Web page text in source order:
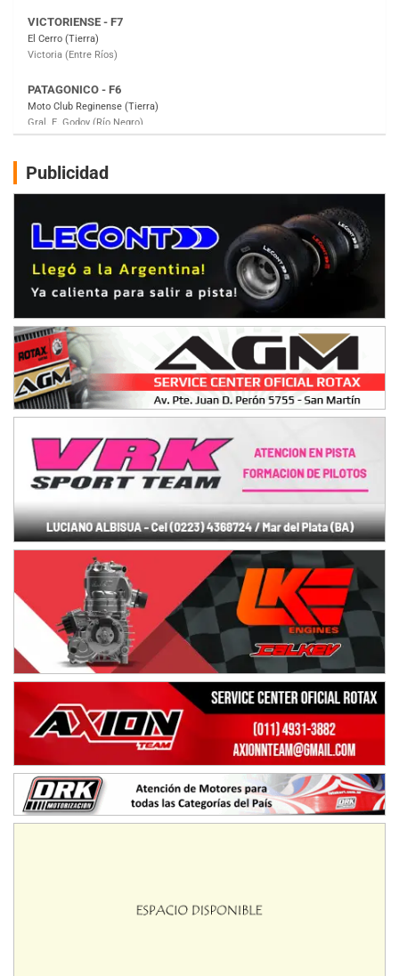
PATAGONICO - F6
Moto Club Reginense (Tierra)
Gral. E. Godoy (Río Negro)
CSK - F7
Juventud Unida (Tierra)
Humboldt (Santa Fe)
NORESTE SANTAFESINO - F6
Ciudad de Avellaneda (Asfalto)
Avellaneda (Santa Fe)
SUR SANTAFESINO - F4
José Samuel Sánchez (Tierra)
Rufino (Santa Fe)
TUCUMANO - F5
El Timbó (Tucumán)
COBERTURA ESPECIAL DE E-KART.COM.AR
08/09-AGO
IAME SERIES ARGENTINA 6
Baradero (Buenos Aires)
KDO - F6
Trenque Lauquen (Buenos Aires)
ENTRERRIANO - F6 (POSTERGADA)
Parque de la Velocidad (Asfalto)
Villaguay (Entre Ríos)
VICTORIENSE - F7
El Cerro (Tierra)
Victoria (Entre Ríos)
PATAGONICO - F6
Moto Club Reginense (Tierra)
Gral. E. Godoy (Río Negro)
Juventud Unida (Tierra)
Humboldt (Santa Fe)
NORESTE SANTAFESINO - F6
José Samuel Sánchez (Tierra)
Publicidad